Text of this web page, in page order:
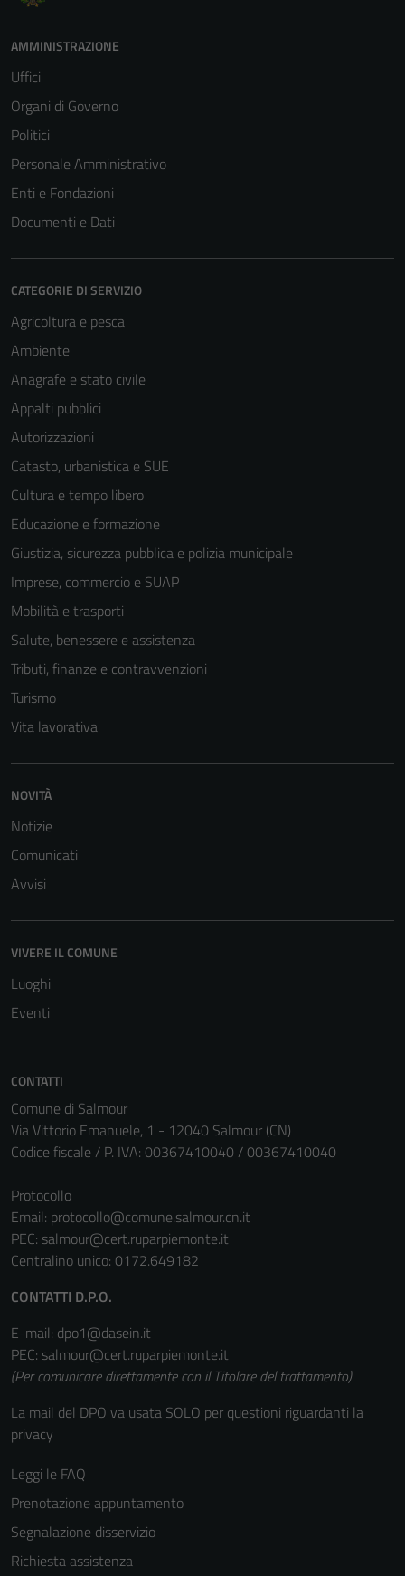
AMMINISTRAZIONE
Uffici
Organi di Governo
Politici
Personale Amministrativo
Enti e Fondazioni
Documenti e Dati
CATEGORIE DI SERVIZIO
Agricoltura e pesca
Ambiente
Anagrafe e stato civile
Appalti pubblici
Autorizzazioni
Catasto, urbanistica e SUE
Cultura e tempo libero
Educazione e formazione
Giustizia, sicurezza pubblica e polizia municipale
Imprese, commercio e SUAP
Mobilità e trasporti
Salute, benessere e assistenza
Tributi, finanze e contravvenzioni
Turismo
Vita lavorativa
NOVITÀ
Notizie
Comunicati
Avvisi
VIVERE IL COMUNE
Luoghi
Eventi
CONTATTI
Comune di Salmour
Via Vittorio Emanuele, 1 - 12040 Salmour (CN)
Codice fiscale / P. IVA: 00367410040 / 00367410040
Protocollo
Email: protocollo@comune.salmour.cn.it
PEC: salmour@cert.ruparpiemonte.it
Centralino unico: 0172.649182
CONTATTI D.P.O.
E-mail: dpo1@dasein.it
PEC: salmour@cert.ruparpiemonte.it
(Per comunicare direttamente con il Titolare del trattamento)
La mail del DPO va usata SOLO per questioni riguardanti la
privacy
Leggi le FAQ
Prenotazione appuntamento
Segnalazione disservizio
Richiesta assistenza
Tecnici
sono necessari